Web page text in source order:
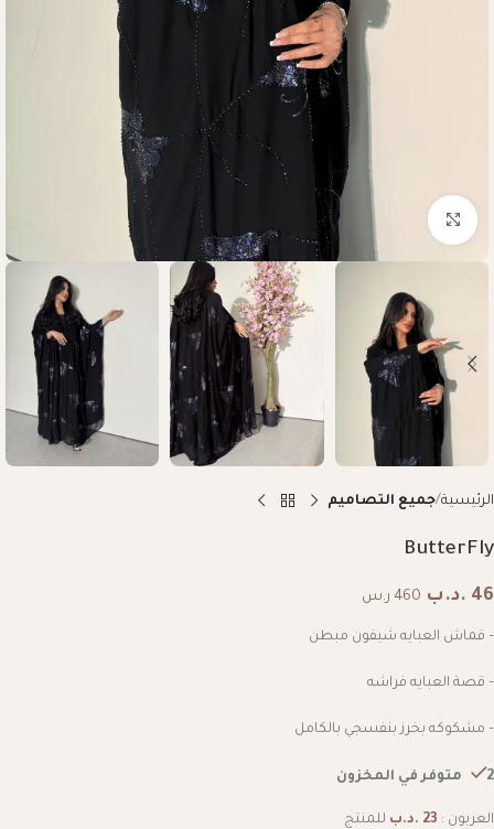
Click to enlarge
الرئيسية جميع التصاميم
ButterFly
46 .د.ب 460 ر.س
– قماش العبايه شيفون مبطن
– قصة العبايه فراشه
– مشكوكه بخرز بنفسجي بالكامل
2 متوفر في المخزون
العربون : 23 .د.ب للمنتج